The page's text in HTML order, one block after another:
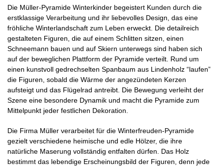
Die Müller-Pyramide Winterkinder begeistert Kunden durch die
erstklassige Verarbeitung und ihr liebevolles Design, das eine
fröhliche Winterlandschaft zum Leben erweckt. Die detailreich
gestalteten Figuren, die auf einem Schlitten sitzen, einen
Schneemann bauen und auf Skiern unterwegs sind haben sich
auf der beweglichen Plattform der Pyramide verteilt. Rund um
einen kunstvoll gedrechselten Spanbaum aus Lindenholz “laufen”
die Figuren, sobald die Wärme der angezündeten Kerzen
aufsteigt und das Flügelrad antreibt. Die Bewegung verleiht der
Szene eine besondere Dynamik und macht die Pyramide zum
Mittelpunkt jeder festlichen Dekoration.
Die Firma Müller verarbeitet für die Winterfreuden-Pyramide
gezielt verschiedene heimische und edle Hölzer, die ihre
natürliche Maserung vollständig entfalten dürfen. Das Holz
bestimmt das lebendige Erscheinungsbild der Figuren, denn jede